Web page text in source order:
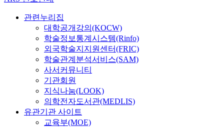
관련누리집
대학공개강의(KOCW)
학술정보통계시스템(Rinfo)
외국학술지지원센터(FRIC)
학술관계분석서비스(SAM)
사서커뮤니티
기관회원
지식나눔(LOOK)
의학전자도서관(MEDLIS)
유관기관 사이트
교육부(MOE)